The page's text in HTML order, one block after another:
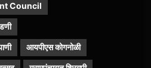
Council
आयपीएस कोगनोळी